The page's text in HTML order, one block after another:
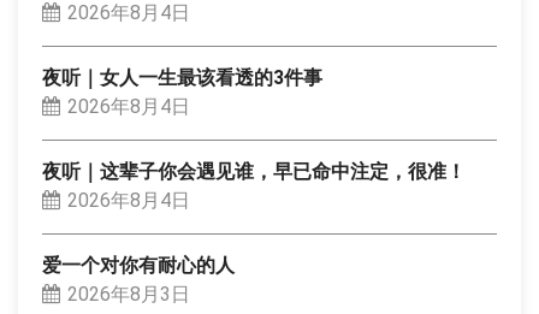
2026年8月4日
夜听｜女人一生最该看透的3件事
2026年8月4日
夜听｜这辈子你会遇见谁，早已命中注定，很准！
2026年8月4日
爱一个对你有耐心的人
2026年8月3日